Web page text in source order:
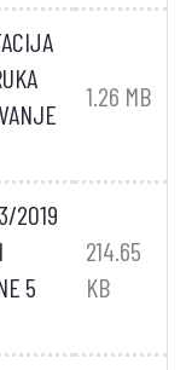
1.26 MB
2019
5
214.65
KB